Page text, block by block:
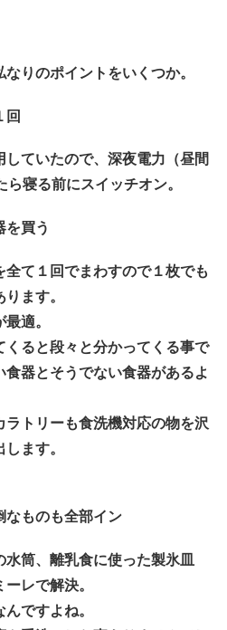
りのポイントをいくつか。
回
ていたので、深夜電力（昼間
寝る前にスイッチオン。
を買う
全て１回でまわすので１枚でも
ます。
適。
くると段々と分かってくる事で
器とそうでない食器があるよ
トリーも食洗機対応の物を沢
ます。
なものも全部イン
筒、離乳食に使った製氷皿
レで解決。
ですよね。